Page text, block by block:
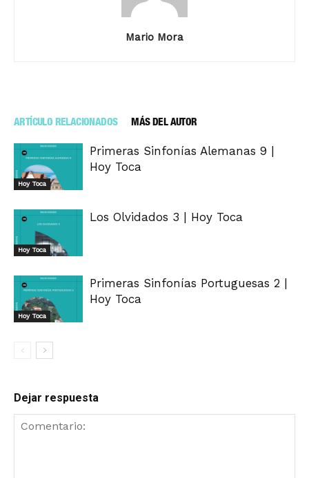
Mario Mora
ARTÍCULO RELACIONADOS MÁS DEL AUTOR
Hoy Toca
Primeras Sinfonías Alemanas 9 |
Hoy Toca
Hoy Toca
Los Olvidados 3 | Hoy Toca
Hoy Toca
Primeras Sinfonías Portuguesas 2 |
Hoy Toca
Dejar respuesta